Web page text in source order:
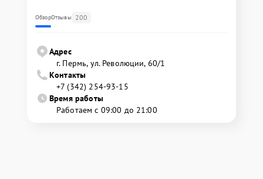
ОбзорОтзывы 200
Адрес
г. Пермь, ул. ​Революции, 60/1
Контакты
+7 (342) 254-93-15
Время работы
Работаем с 09:00 до 21:00